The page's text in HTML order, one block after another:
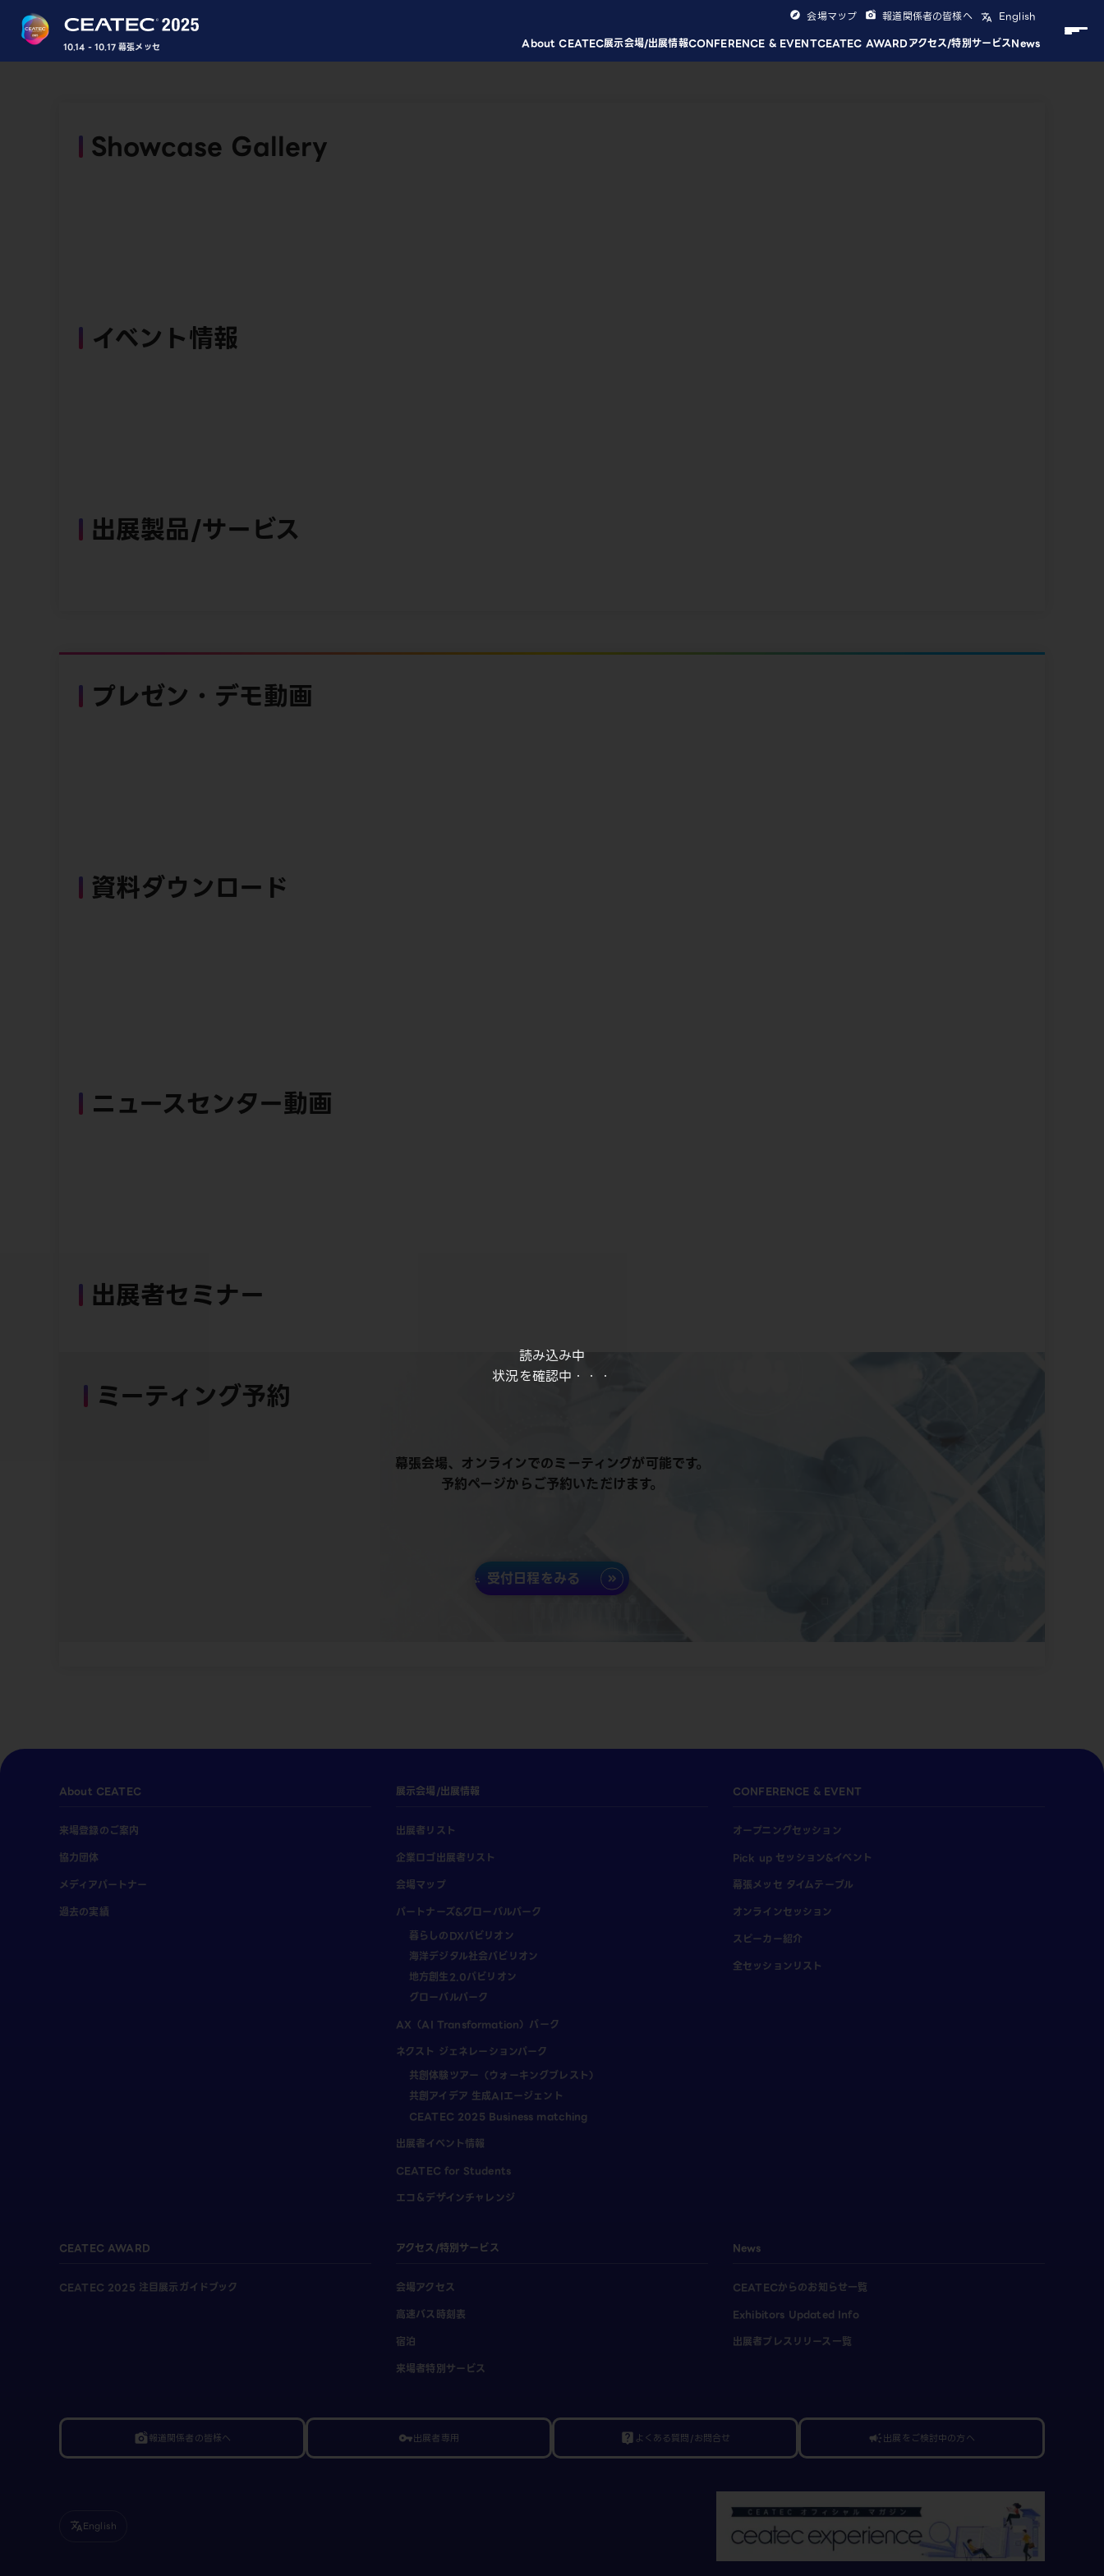
読み込み中
状況を確認中・・・
10.14 - 10.17 幕張メッセ About CEATEC展示会場/出展情報CONFERENCE & EVENTCEATEC AWARDアクセス/特別サービスNews
会場マップ 報道関係者の皆様へ English
Showcase Gallery
イベント情報
出展製品/サービス
プレゼン・デモ動画
資料ダウンロード
ニュースセンター動画
出展者セミナー
ミーティング予約
幕張会場、オンラインでのミーティングが可能です。
予約ページからご予約いただけます。
受付日程をみる
About CEATEC
来場登録のご案内
協力団体
メディアパートナー
過去の実績
展示会場/出展情報
出展者リスト
企業ロゴ出展者リスト
会場マップ
パートナーズ&グローバルパーク
暮らしのDXパビリオン
海洋デジタル社会パビリオン
地方創生2.0パビリオン
グローバルパーク
AX（AI Transformation）パーク
ネクスト ジェネレーションパーク
共創体験ツアー（ウォーキングブレスト）
共創アイデア 生成AIエージェント
CEATEC 2025 Business matching
出展者イベント情報
CEATEC for Students
エコ＆デザインチャレンジ
CONFERENCE & EVENT
オープニングセッション
Pick up セッション&イベント
幕張メッセ タイムテーブル
オンラインセッション
スピーカー紹介
全セッションリスト
CEATEC AWARD
CEATEC 2025 注目展示ガイドブック
アクセス/特別サービス
会場アクセス
高速バス時刻表
宿泊
来場者特別サービス
News
CEATECからのお知らせ一覧
Exhibitors Updated Info
出展者プレスリリース一覧
linked_camera報道関係者の皆様へ vpn_key出展者専用 live_help よくある質問/お問合せ campaign出展をご検討中の方へ
translateEnglish